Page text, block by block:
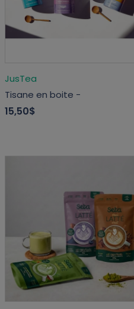
JusTea
Tisane en boite -
15,50$